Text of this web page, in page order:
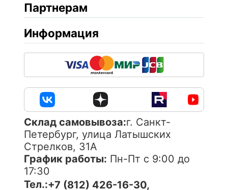
Партнерам
Информация
Cклад самовывоза:г. Санкт-
Петербург, улица Латышских
Стрелков, 31А
График работы: Пн-Пт с 9:00 до
17:30
Тел.:+7 (812) 426-16-30,